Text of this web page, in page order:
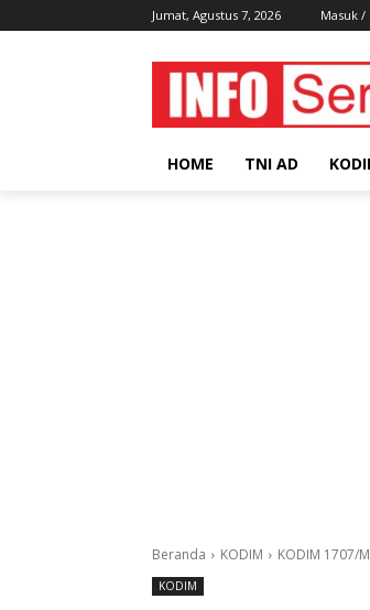
Jumat, Agustus 7, 2026 Masuk /
HOME TNI AD
Beranda KODIM KODIM 1707/
KODIM